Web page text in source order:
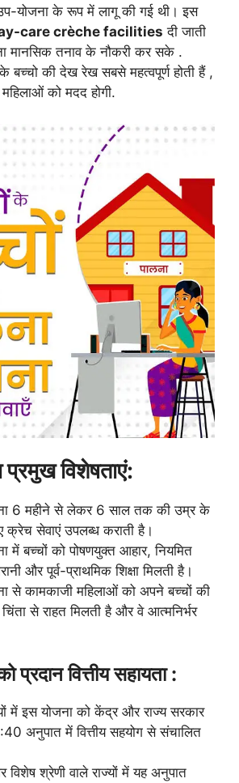
योजना के रूप में लागू की गई थी। इस
care crèche facilities दी जाती
मानसिक तनाव के नौकरी कर सके .
बच्चो की देख रेख सबसे महत्वपूर्ण होती हैं ,
को मदद होगी.
प्रमुख विशेषताएं:
6 महीने से लेकर 6 साल तक की उम्र के
क्रेच सेवाएं उपलब्ध कराती है।
में बच्चों को पोषणयुक्त आहार, नियमित
और पूर्व-प्राथमिक शिक्षा मिलती है।
से कामकाजी महिलाओं को अपने बच्चों की
से राहत मिलती है और वे आत्मनिर्भर
प्रदान वित्तीय सहायता :
में इस योजना को केंद्र और राज्य सरकार
अनुपात में वित्तीय सहयोग से संचालित
विशेष श्रेणी वाले राज्यों में यह अनुपात